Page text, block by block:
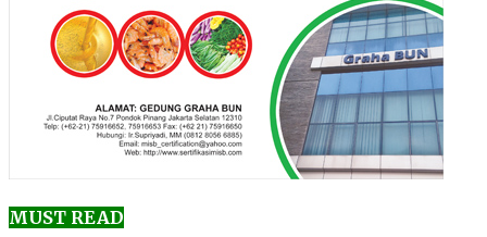
MUST READ